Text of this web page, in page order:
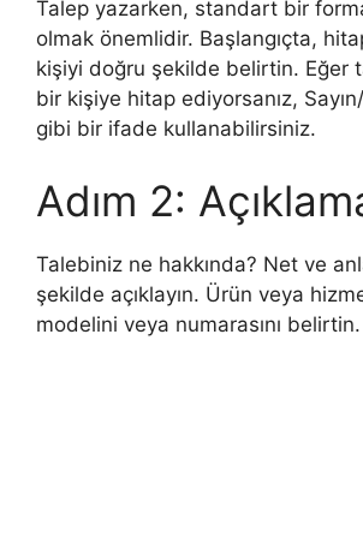
Talep yazarken, standart bir
olmak önemlidir. Başlangıçta,
kişiyi doğru şekilde belirtin. Eğer
bir kişiye hitap ediyorsanız,
gibi bir ifade kullanabilirsiniz.
Adım 2:
Talebiniz ne hakkında? Net ve
şekilde açıklayın. Ürün veya
modelini veya numarasını belirtin.